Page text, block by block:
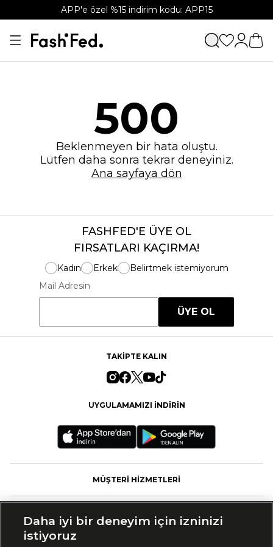
APP'e özel %15 indirim kodu: APP15
500
Beklenmeyen bir hata oluştu.
Lütfen daha sonra tekrar deneyiniz.
Ana sayfaya dön
FASHFED'E ÜYE OL
FIRSATLARI KAÇIRMA!
Kadın Erkek
Belirtmek istemiyorum
Mail Adresin
ÜYE OL
TAKİPTE KALIN
UYGULAMAMIZI İNDİRİN
MÜŞTERİ HİZMETLERİ
Daha iyi bir deneyim için izninizi
istiyoruz